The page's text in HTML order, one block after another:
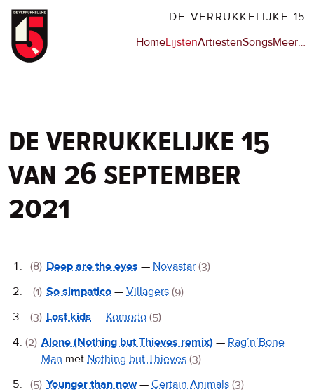
Overslaan
naar
DE VERRUKKELIJKE 15
Hoofdnavigatie
HomeLijstenArtiestenSongsMeerop
…
de verrukkelijke 15
van 26 september
2021
De
Verrukkelijke
15
(8) Deep are the eyes — Novastar (3)
(1) So simpatico — Villagers (9)
(3) Lost kids — Komodo (5)
(2) Alone (Nothing but Thieves remix) — Rag’n’Bone
Man met Nothing but Thieves (3)
(5) Younger than now— Certain Animals (3)